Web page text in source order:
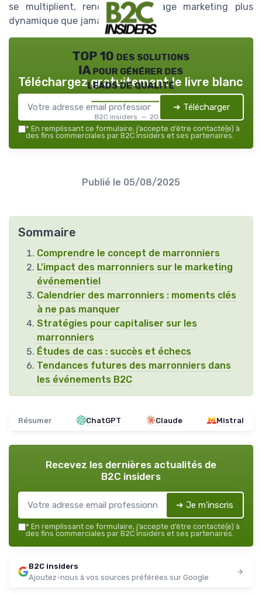
se multiplient, rendant le paysage marketing plus
dynamique que jamais.
TOP 10 des solutions
IA pour générer des
leads de qualité
B2C insiders — 2026
Téléchargez gratuitement le livre blanc
➔ Télécharger
* En remplissant ce formulaire, j’accepte d’être contacté(e) à
des fins commerciales par B2C insiders et ses partenaires.
Publié le 05/08/2025
Sommaire
Comprendre le concept de marronniers
L'impact des marronniers sur le marketing
événementiel
Calendrier des marronniers : moments clés
à ne pas manquer
Stratégies pour capitaliser sur les
marronniers
Études de cas : succès et échecs
Tendances futures des marronniers dans
les événements B2C
Résumer ChatGPT Claude Mistral
Recevez les dernières actualités de
B2C insiders
➔ Je m'inscris
* En remplissant ce formulaire, j’accepte d’être contacté(e) à
des fins commerciales par B2C insiders et ses partenaires.
B2C insiders
Ajoutez-nous à vos sources préférées sur Google